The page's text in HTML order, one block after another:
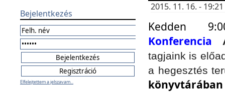
Bejelentkezés
Elfelejtettem a jelszavam...
2015. 11. 16. -
Kedden
Konferencia
tagjaink is
a hegesztés
könyvtárában